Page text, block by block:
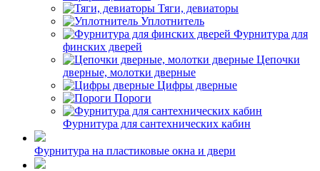
Тяги, девиаторы
Уплотнитель
Фурнитура для
финских дверей
Цепочки
дверные, молотки дверные
Цифры дверные
Пороги
Фурнитура для сантехнических кабин
Фурнитура на пластиковые окна и двери